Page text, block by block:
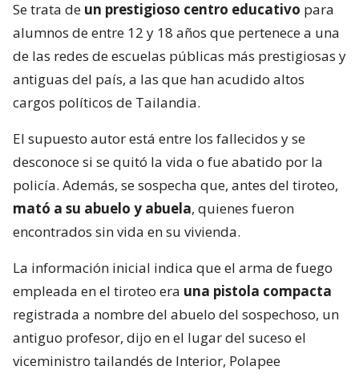
Se trata de un prestigioso centro educativo para
alumnos de entre 12 y 18 años que pertenece a una
de las redes de escuelas públicas más prestigiosas y
antiguas del país, a las que han acudido altos
cargos políticos de Tailandia.
El supuesto autor está entre los fallecidos y se
desconoce si se quitó la vida o fue abatido por la
policía. Además, se sospecha que, antes del tiroteo,
mató a su abuelo y abuela, quienes fueron
encontrados sin vida en su vivienda.
La información inicial indica que el arma de fuego
empleada en el tiroteo era una pistola compacta
registrada a nombre del abuelo del sospechoso, un
antiguo profesor, dijo en el lugar del suceso el
viceministro tailandés de Interior, Polapee